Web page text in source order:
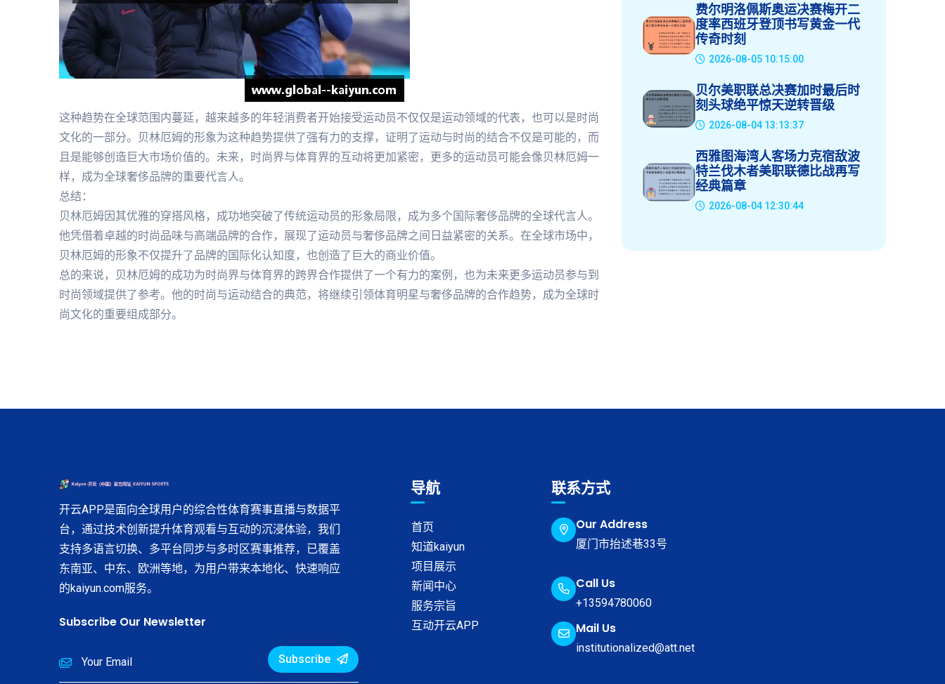
这种趋势在全球范围内蔓延，越来越多的年轻消费者开始接受运动员不仅仅是运动领域的代表，也可以是时尚
文化的一部分。贝林厄姆的形象为这种趋势提供了强有力的支撑，证明了运动与时尚的结合不仅是可能的，而
且是能够创造巨大市场价值的。未来，时尚界与体育界的互动将更加紧密，更多的运动员可能会像贝林厄姆一
样，成为全球奢侈品牌的重要代言人。
总结：
贝林厄姆因其优雅的穿搭风格，成功地突破了传统运动员的形象局限，成为多个国际奢侈品牌的全球代言人。
他凭借着卓越的时尚品味与高端品牌的合作，展现了运动员与奢侈品牌之间日益紧密的关系。在全球市场中，
贝林厄姆的形象不仅提升了品牌的国际化认知度，也创造了巨大的商业价值。
总的来说，贝林厄姆的成功为时尚界与体育界的跨界合作提供了一个有力的案例，也为未来更多运动员参与到
时尚领域提供了参考。他的时尚与运动结合的典范，将继续引领体育明星与奢侈品牌的合作趋势，成为全球时
尚文化的重要组成部分。
费尔明洛佩斯奥运决赛梅开二
度率西班牙登顶书写黄金一代
传奇时刻
2026-08-05 10:15:00
贝尔美职联总决赛加时最后时
刻头球绝平惊天逆转晋级
2026-08-04 13:13:37
西雅图海湾人客场力克宿敌波
特兰伐木者美职联德比战再写
经典篇章
2026-08-04 12:30:44
开云APP是面向全球用户的综合性体育赛事直播与数据平
台，通过技术创新提升体育观看与互动的沉浸体验，我们
支持多语言切换、多平台同步与多时区赛事推荐，已覆盖
东南亚、中东、欧洲等地，为用户带来本地化、快速响应
的kaiyun.com服务。
Subscribe Our Newsletter
Subscribe
导航
首页
知道kaiyun
项目展示
新闻中心
服务宗旨
互动开云APP
联系方式
Our Address
厦门市抬述巷33号
Call Us
+13594780060
Mail Us
institutionalized@att.net